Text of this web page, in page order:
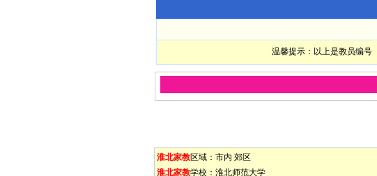
温馨提示：以上是教员编号
淮北家教区域： 市内 郊区
淮北家教学校： 淮北师范大学